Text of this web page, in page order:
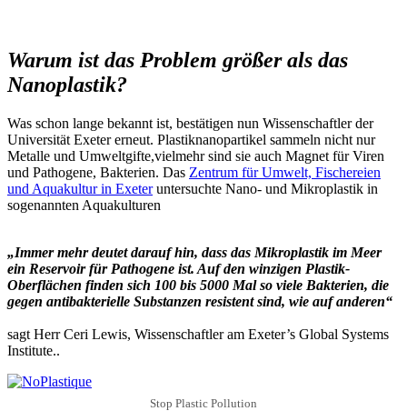
Warum ist das Problem größer als das
Nanoplastik?
Was schon lange bekannt ist, bestätigen nun Wissenschaftler der
Universität Exeter erneut. Plastiknanopartikel sammeln nicht nur
Metalle und Umweltgifte,vielmehr sind sie auch Magnet für Viren
und Pathogene, Bakterien. Das Zentrum für Umwelt, Fischereien
und Aquakultur in Exeteruntersuchte Nano- und Mikroplastik in
sogenannten Aquakulturen
„Immer mehr deutet darauf hin, dass das Mikroplastik im Meer
ein Reservoir für Pathogene ist. Auf den winzigen Plastik-
Oberflächen finden sich 100 bis 5000 Mal so viele Bakterien, die
gegen antibakterielle Substanzen resistent sind, wie auf anderen“
sagt Herr Ceri Lewis, Wissenschaftler am Exeter’s Global Systems
Institute..
Stop Plastic Pollution